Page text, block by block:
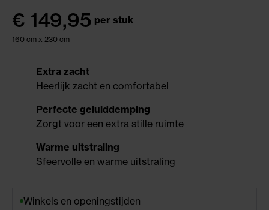
€ 149,95 per stuk
160 cm x 230 cm
Extra zacht
Heerlijk zacht en comfortabel
Perfecte geluiddemping
Zorgt voor een extra stille ruimte
Warme uitstraling
Sfeervolle en warme uitstraling
Winkels en openingstijden